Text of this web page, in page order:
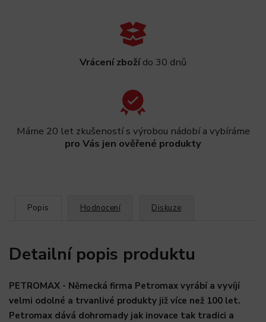
Vrácení zbožído 30 dnů
Máme 20 let zkušeností s výrobou nádobí a vybíráme
pro Vás jen ověřené produkty
Popis Hodnocení Diskuze
Detailní popis produktu
PETROMAX - Německá firma Petromax vyrábí a vyvíjí
velmi odolné a trvanlivé produkty již více než 100 let.
Petromax dává dohromady jak inovace tak tradici a